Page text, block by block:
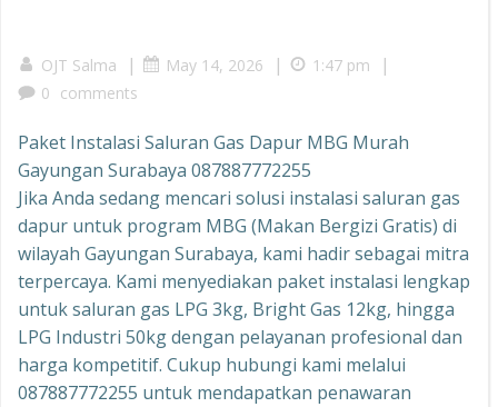
OJT Salma | May 14, 2026 | 1:47 pm |
0 comments
Paket Instalasi Saluran Gas Dapur MBG Murah
Gayungan Surabaya 087887772255
Jika Anda sedang mencari solusi instalasi saluran gas
dapur untuk program MBG (Makan Bergizi Gratis) di
wilayah Gayungan Surabaya, kami hadir sebagai mitra
terpercaya. Kami menyediakan paket instalasi lengkap
untuk saluran gas LPG 3kg, Bright Gas 12kg, hingga
LPG Industri 50kg dengan pelayanan profesional dan
harga kompetitif. Cukup hubungi kami melalui
087887772255 untuk mendapatkan penawaran